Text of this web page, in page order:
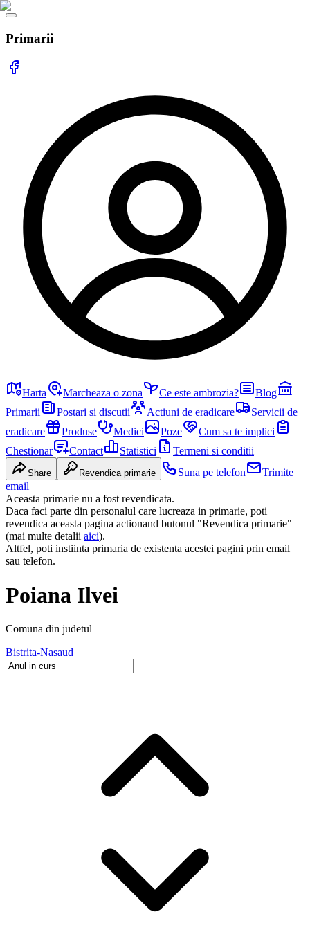
Primarii
Harta Marcheaza o zona Ce este ambrozia?
Blog
Primarii
Postari si discutii Actiuni de eradicare
Servicii de
eradicare
Produse Medici Poze
Cum sa te implici
Chestionar
Contact Statistici Termeni si conditii
Share Revendica primarie Suna pe telefon
Trimite
email
Aceasta primarie nu a fost revendicata.
Daca faci parte din personalul care lucreaza in primarie, poti
revendica aceasta pagina actionand butonul "Revendica primarie"
(mai multe detalii aici).
Altfel, poti instiinta primaria de existenta acestei pagini prin email
sau telefon.
Poiana Ilvei
Comuna din judetul
Bistrita-Nasaud